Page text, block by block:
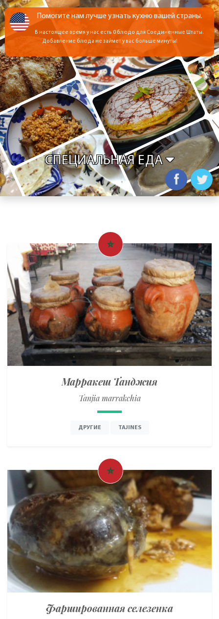
СПЕЦИАЛЬНАЯ ЕДА
Марракеш Танджия
Tanjia marrakchia
ДРУГИЕ TAJINES
Фаршированная селезенка
Помогите нам лучше узнать кухню вашей страны.
В настоящее время у нас есть 0 блюдо для Соединенные Штаты.
Добавление блюда не займет у вас больше минуты!